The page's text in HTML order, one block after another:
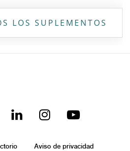
LOS SUPLEMENTOS
Aviso de privacidad